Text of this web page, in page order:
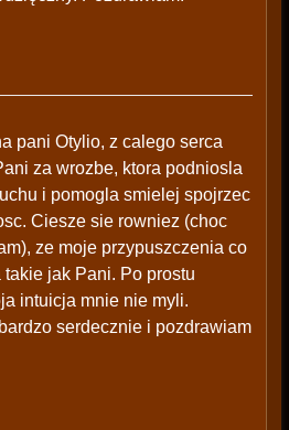
pani Otylio, z calego serca
za wrozbe, ktora podniosla
i pomogla smielej spojrzec
Ciesze sie rowniez (choc
ze moje przypuszczenia co
jak Pani. Po prostu
intuicja mnie nie myli.
serdecznie i pozdrawiam